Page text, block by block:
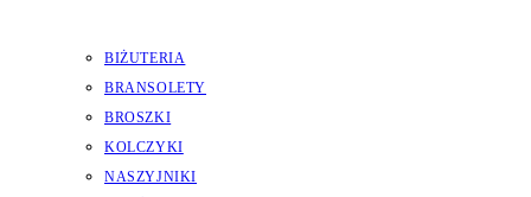
BIŻUTERIA
BRANSOLETY
BROSZKI
KOLCZYKI
NASZYJNIKI